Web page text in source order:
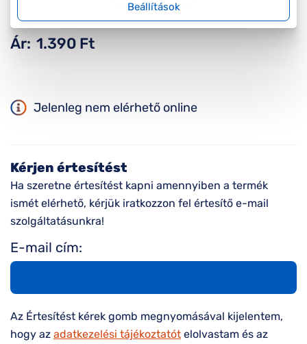
Ár: 1.390 Ft
Jelenleg nem elérhető online
Kérjen értesítést
Ha szeretne értesítést kapni amennyiben a termék
ismét elérhető, kérjük iratkozzon fel értesítő e-mail
szolgáltatásunkra!
E-mail cím:
Az Értesítést kérek gomb megnyomásával kijelentem,
hogy az adatkezelési tájékoztatót elolvastam és az
Beállítások